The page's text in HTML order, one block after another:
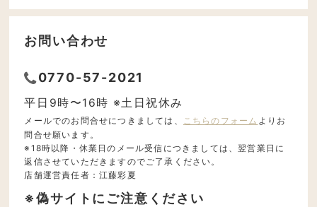
お問い合わせ
0770-57-2021
平日9時〜16時 ※土日祝休み
メールでのお問合せにつきましては、 こちらのフォーム よりお
問合せ願います。
※18時以降・休業日のメール受信につきましては、翌営業日に
返信させていただきますのでご了承ください。
店舗運営責任者：江藤彩夏
※偽サイトにご注意ください